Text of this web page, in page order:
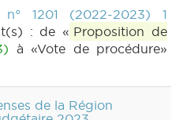
1201 (2022-2023) 1
: de « Proposition de
à «Vote de procédure»
de la Région